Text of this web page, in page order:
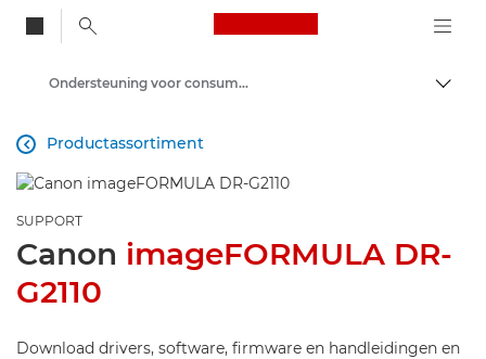
Canon Logo, back
Ondersteuning voor consumenten-producten
Productassortiment

SUPPORT
Canon imageFORMULA DR-
G2110
Download drivers, software, firmware en handleidingen en